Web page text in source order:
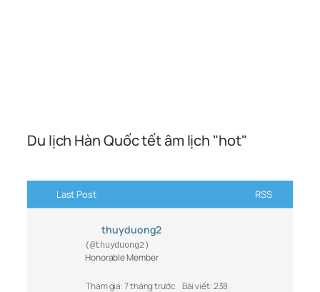
Du lịch Hàn Quốc tết âm lịch "hot"
Last Post RSS
thuyduong2
(@thuyduong2)
Honorable Member
Tham gia: 7 tháng trước Bài viết: 238